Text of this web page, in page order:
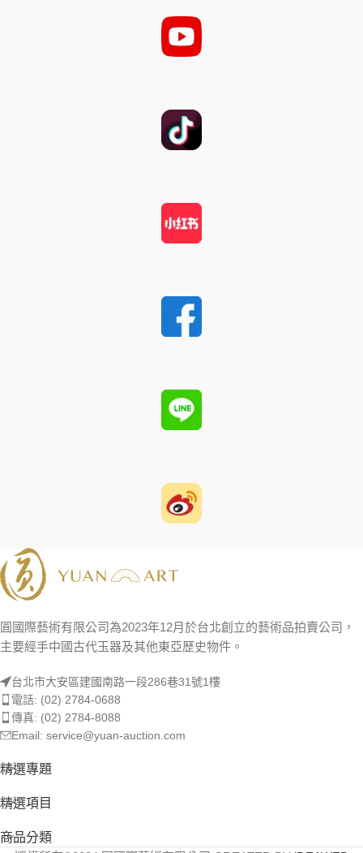
圓國際藝術有限公司為2023年12月於台北創立的藝術品拍賣公司，
主要經手中國古代玉器及其他東亞歷史物件。
台北市大安區建國南路一段286巷31號1樓
電話: (02) 2784-0688
傳真: (02) 2784-8088
Email: service@yuan-auction.com
精選專題
精選項目
商品分類